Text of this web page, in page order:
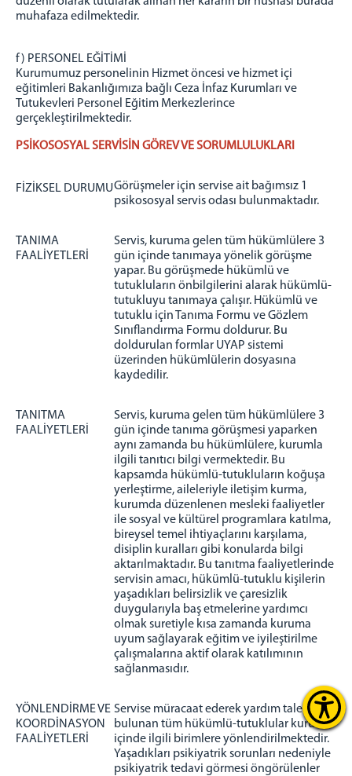
muhafaza edilmektedir.
f) PERSONEL EĞİTİMİ
Kurumumuz personelinin Hizmet öncesi ve hizmet içi
eğitimleri Bakanlığımıza bağlı Ceza İnfaz Kurumları ve
Tutukevleri Personel Eğitim Merkezlerince
gerçekleştirilmektedir.
PSİKOSOSYAL SERVİSİN GÖREV VE SORUMLULUKLARI
FİZİKSEL DURUMUGörüşmeler için servise ait bağımsız 1
psikososyal servis odası bulunmaktadır.
TANIMA
FAALİYETLERİ
Servis, kuruma gelen tüm hükümlülere 3
gün içinde tanımaya yönelik görüşme
yapar. Bu görüşmede hükümlü ve
tutukluların önbilgilerini alarak hükümlü-
tutukluyu tanımaya çalışır. Hükümlü ve
tutuklu için Tanıma Formu ve Gözlem
Sınıflandırma Formu doldurur. Bu
doldurulan formlar UYAP sistemi
üzerinden hükümlülerin dosyasına
kaydedilir.
TANITMA
FAALİYETLERİ
Servis, kuruma gelen tüm hükümlülere 3
gün içinde tanıma görüşmesi yaparken
aynı zamanda bu hükümlülere, kurumla
ilgili tanıtıcı bilgi vermektedir. Bu
kapsamda hükümlü-tutukluların koğuşa
yerleştirme, aileleriyle iletişim kurma,
kurumda düzenlenen mesleki faaliyetler
ile sosyal ve kültürel programlara katılma,
bireysel temel ihtiyaçlarını karşılama,
disiplin kuralları gibi konularda bilgi
aktarılmaktadır. Bu tanıtma faaliyetlerinde
servisin amacı, hükümlü-tutuklu kişilerin
yaşadıkları belirsizlik ve çaresizlik
duygularıyla baş etmelerine yardımcı
olmak suretiyle kısa zamanda kuruma
uyum sağlayarak eğitim ve iyileştirilme
çalışmalarına aktif olarak katılımının
sağlanmasıdır.
YÖNLENDİRME VE
KOORDİNASYON
FAALİYETLERİ
Servise müracaat ederek yardım talebinde
bulunan tüm hükümlü-tutuklular kurum
içinde ilgili birimlere yönlendirilmektedir.
Yaşadıkları psikiyatrik sorunları nedeniyle
psikiyatrik tedavi görmesi öngörülenler